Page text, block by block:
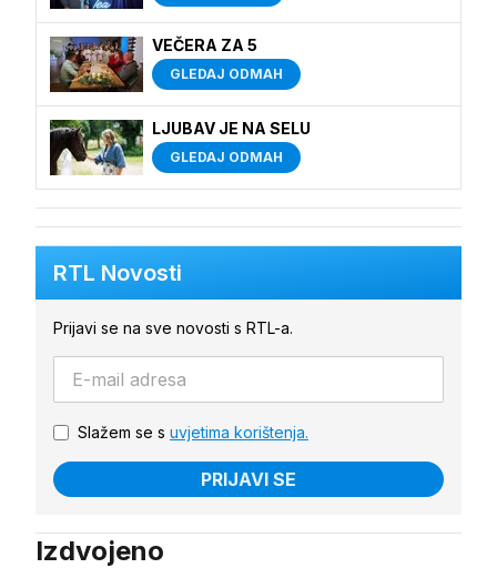
VEČERA ZA 5
GLEDAJ ODMAH
LJUBAV JE NA SELU
GLEDAJ ODMAH
RTL Novosti
Prijavi se na sve novosti s RTL-a.
Slažem se s uvjetima korištenja.
PRIJAVI SE
Izdvojeno